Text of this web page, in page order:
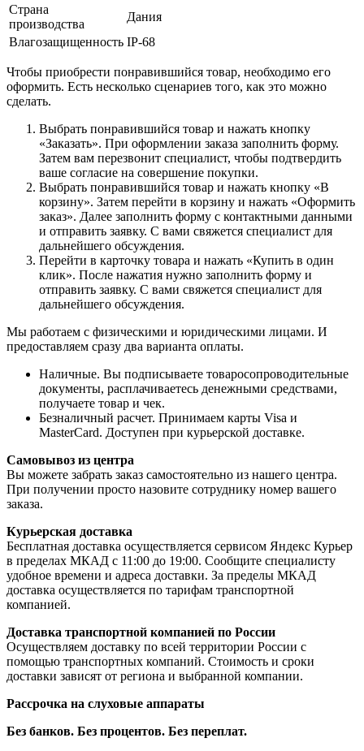
Страна
производства
Дания
Влагозащищенность IP-68
Чтобы приобрести понравившийся товар, необходимо его
оформить. Есть несколько сценариев того, как это можно
сделать.
Выбрать понравившийся товар и нажать кнопку
«Заказать». При оформлении заказа заполнить форму.
Затем вам перезвонит специалист, чтобы подтвердить
ваше согласие на совершение покупки.
Выбрать понравившийся товар и нажать кнопку «В
корзину». Затем перейти в корзину и нажать «Оформить
заказ». Далее заполнить форму с контактными данными
и отправить заявку. С вами свяжется специалист для
дальнейшего обсуждения.
Перейти в карточку товара и нажать «Купить в один
клик». После нажатия нужно заполнить форму и
отправить заявку. С вами свяжется специалист для
дальнейшего обсуждения.
Мы работаем с физическими и юридическими лицами. И
предоставляем сразу два варианта оплаты.
Наличные. Вы подписываете товаросопроводительные
документы, расплачиваетесь денежными средствами,
получаете товар и чек.
Безналичный расчет. Принимаем карты Visa и
MasterCard. Доступен при курьерской доставке.
Самовывоз из центра
Вы можете забрать заказ самостоятельно из нашего центра.
При получении просто назовите сотруднику номер вашего
заказа.
Курьерская доставка
Бесплатная доставка осуществляется сервисом Яндекс Курьер
в пределах МКАД с 11:00 до 19:00. Сообщите специалисту
удобное времени и адреса доставки. За пределы МКАД
доставка осуществляется по тарифам транспортной
компанией.
Доставка транспортной компанией по России
Осуществляем доставку по всей территории России с
помощью транспортных компаний. Стоимость и сроки
доставки зависят от региона и выбранной компании.
Рассрочка на слуховые аппараты
Без банков. Без процентов. Без переплат.